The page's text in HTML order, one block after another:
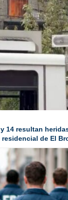
14 resultan
de El